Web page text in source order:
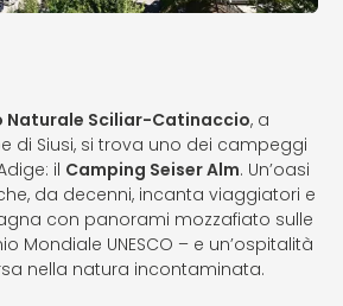
Naturale Sciliar-Catinaccio, a
di Siusi, si trova uno dei campeggi
il Camping Seiser Alm. Un’oasi
da decenni, incanta viaggiatori e
con panorami mozzafiato sulle
Mondiale UNESCO – e un’ospitalità
nella natura incontaminata.